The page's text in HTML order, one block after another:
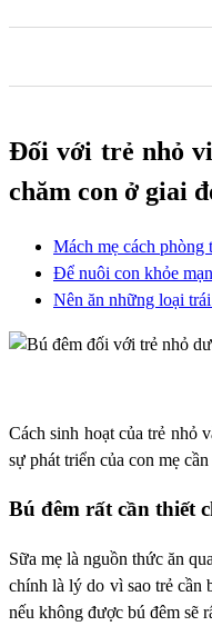
Đối với trẻ nhỏ
chăm con ở giai
Mách mẹ cách phòng
Để nuôi con khỏe
Nên ăn những loại
Cách sinh hoạt của trẻ nhỏ
sự phát triển của con mẹ
Bú đêm rất cần thiết
Sữa mẹ là nguồn thức ăn
chính là lý do vì sao trẻ cần
nếu không được bú đêm sẽ